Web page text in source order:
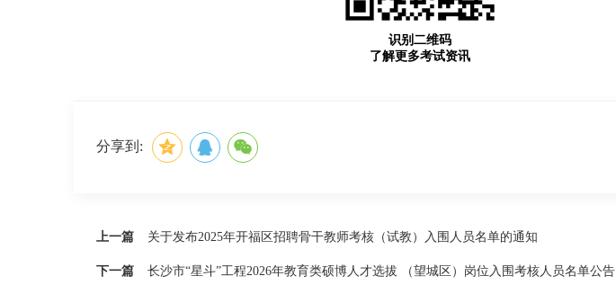
识别二维码
了解更多考试资讯
分享到:
上一篇 关于发布2025年开福区招聘骨干教师考核（试教）入围人员名单的通知
下一篇 长沙市“星斗”工程2026年教育类硕博人才选拔 （望城区）岗位入围考核人员名单公告